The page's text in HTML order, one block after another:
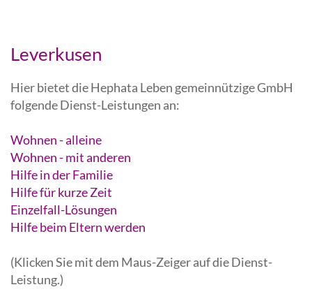
Leverkusen
Hier bietet die Hephata Leben gemeinnützige GmbH
folgende Dienst-Leistungen an:
Wohnen - alleine
Wohnen - mit anderen
Hilfe in der Familie
Hilfe für kurze Zeit
Einzelfall-Lösungen
Hilfe beim Eltern werden
(Klicken Sie mit dem Maus-Zeiger auf die Dienst-
Leistung.)